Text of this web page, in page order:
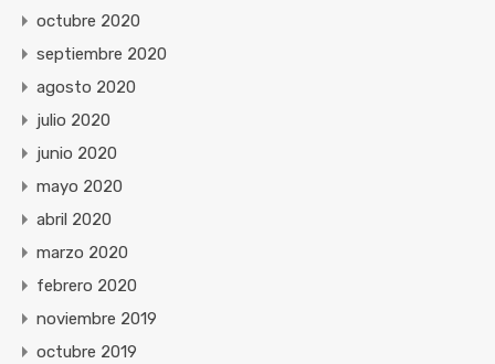
octubre 2020
septiembre 2020
agosto 2020
julio 2020
junio 2020
mayo 2020
abril 2020
marzo 2020
febrero 2020
noviembre 2019
octubre 2019